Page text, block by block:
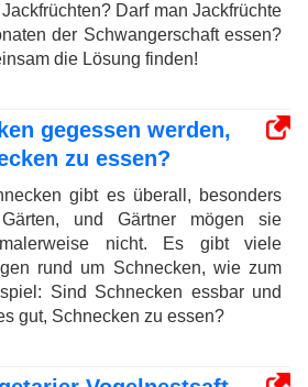
Darf man Jackfrüchte
der Schwangerschaft essen?
die Lösung finden!
gegessen werden,
zu essen?
gibt es überall, besonders
und Gärtner mögen sie
nicht. Es gibt viele
rund um Schnecken, wie zum
Sind Schnecken essbar und
gut, Schnecken zu essen?